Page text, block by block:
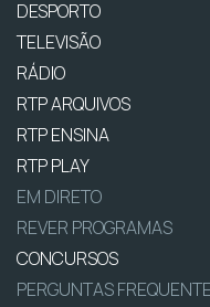
DESPORTO
TELEVISÃO
RÁDIO
RTP ARQUIVOS
RTP ENSINA
RTP PLAY
EM DIRETO
REVER PROGRAMAS
CONCURSOS
PERGUNTAS